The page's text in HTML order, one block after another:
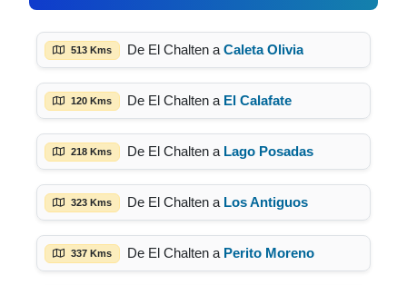
513 Kms De El Chalten a Caleta Olivia
120 Kms De El Chalten a El Calafate
218 Kms De El Chalten a Lago Posadas
323 Kms De El Chalten a Los Antiguos
337 Kms De El Chalten a Perito Moreno